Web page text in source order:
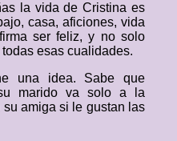
la vida de Cristina es
casa, aficiones, vida
ser feliz, y no solo
esas cualidades.
una idea. Sabe que
marido va solo a la
amiga si le gustan las